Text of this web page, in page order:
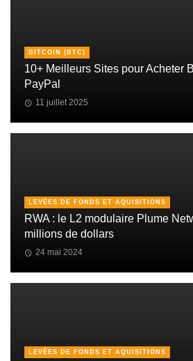
BITCOIN (BTC)
10+ Meilleurs Sites pour Acheter
PayPal
11 juillet 2025
LEVÉES DE FONDS ET AQUISITIONS
RWA : le L2 modulaire Plume
millions de dollars
24 mai 2024
LEVÉES DE FONDS ET AQUISITIONS